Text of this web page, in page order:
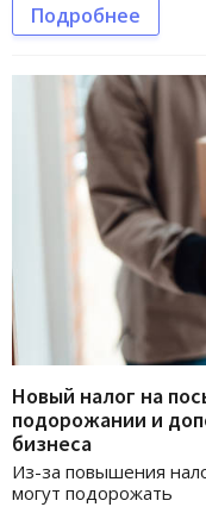
Подробнее
Новый налог на
подорожании и
бизнеса
Из-за повышения
могут подорожать